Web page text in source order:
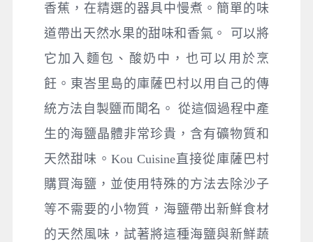
香蕉，在精選的器具中慢煮。簡單的味
道帶出天然水果的甜味和香氣。 可以將
它加入麵包、酸奶中，也可以用於烹
飪。東峇里島的庫薩巴村以用自己的傳
統方法自製鹽而聞名。 從這個過程中產
生的海鹽晶體非常珍貴，含有礦物質和
天然甜味。Kou Cuisine直接從庫薩巴村
購買海鹽，並使用特殊的方法去除沙子
等不需要的小物質，海鹽帶出新鮮食材
的天然風味，試著將這種海鹽與新鮮蔬